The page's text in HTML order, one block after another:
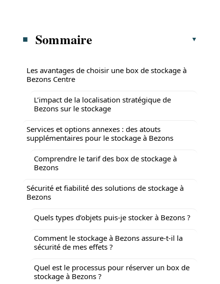
Sommaire
Les avantages de choisir une box de stockage à
Bezons Centre
L’impact de la localisation stratégique de
Bezons sur le stockage
Services et options annexes : des atouts
supplémentaires pour le stockage à Bezons
Comprendre le tarif des box de stockage à
Bezons
Sécurité et fiabilité des solutions de stockage à
Bezons
Quels types d’objets puis-je stocker à Bezons ?
Comment le stockage à Bezons assure-t-il la
sécurité de mes effets ?
Quel est le processus pour réserver un box de
stockage à Bezons ?